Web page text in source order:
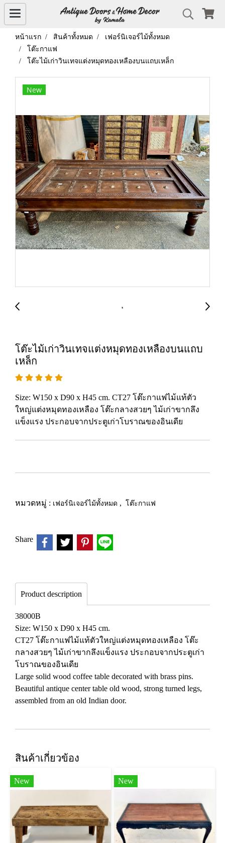
หน้าแรก สินค้าทั้งหมด
เฟอร์นิเจอร์ไม้ทั้งหมด
โต๊ะกาแฟ
โต๊ะไม้เก่าวินเทจแต่งหมุดทองเหลืองบนแถบเหล็ก
New
โต๊ะไม้เก่าวินเทจแต่งหมุดทองเหลืองบนแถบ
เหล็ก
Size: W150 x D90 x H45 cm. CT27 โต๊ะกาแฟไม้แท้ตัว
ใหญ่แต่งหมุดทองเหลือง โต๊ะกลางสวยๆ ไม้เก่าขากลึง
แข็งแรง ประกอบจากประตูเก่าโบราณของอินเดีย
หมวดหมู่ : เฟอร์นิเจอร์ไม้ทั้งหมด , โต๊ะกาแฟ
Share
Product description
38000B
Size: W150 x D90 x H45 cm.
CT27 โต๊ะกาแฟไม้แท้ตัวใหญ่แต่งหมุดทองเหลือง โต๊ะ
กลางสวยๆ ไม้เก่าขากลึงแข็งแรง ประกอบจากประตูเก่า
โบราณของอินเดีย
Large solid wood coffee table decorated with brass pins.
Beautiful antique center table old wood, strong turned legs,
assembled from an old Indian door.
สินค้าเกี่ยวข้อง
New New